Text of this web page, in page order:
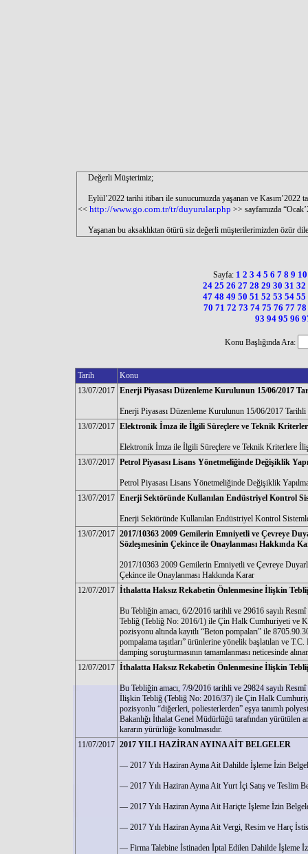
Değerli Müşterimiz;
Eylül’2022 tarihi itibarı ile sunucumuzda yaşanan ve Kasım’2022
<< http://www.go.com.tr/tr/duyurular.php >> sayfamızda
Yaşanan bu aksaklıktan ötürü siz değerli müşterilerimizden özür
Sayfa: 1 2 3 4 5 6 7 8 9
24 25 26 27 28 29 30 31 32
47 48 49 50 51 52 53 54 55
70 71 72 73 74 75 76 77 78
93 94 95 96
Konu Başlığında Ara:
Tarih
Konu
13/07/2017 Enerji Piyasası Düzenleme Kurulunun 15/06/2017
Enerji Piyasası Düzenleme Kurulunun 15/06/2017 Tarihli
13/07/2017 Elektronik İmza ile İlgili Süreçlere ve Teknik
Elektronik İmza ile İlgili Süreçlere ve Teknik Kriterlere
13/07/2017 Petrol Piyasası Lisans Yönetmeliğinde Değişiklik
Petrol Piyasası Lisans Yönetmeliğinde Değişiklik
13/07/2017 Enerji Sektöründe Kullanılan Endüstriyel Kontrol
Enerji Sektöründe Kullanılan Endüstriyel Kontrol
13/07/2017 2017/10363 2009 Gemilerin Emniyetli ve Çevreye
Sözleşmesinin Çekince ile Onaylanması Hakkında
2017/10363 2009 Gemilerin Emniyetli ve Çevreye
Çekince ile Onaylanması Hakkında Karar
12/07/2017 İthalatta Haksız Rekabetin Önlenmesine İlişkin
Bu Tebliğin amacı, 6/2/2016 tarihli ve 29616 sayılı
Tebliğ (Tebliğ No: 2016/1) ile Çin Halk Cumhuriyeti ve
pozisyonu altında kayıtlı “Beton pompaları” ile
pompalama taşıtları” ürünlerine yönelik başlatılan ve
damping soruşturmasının tamamlanması neticesinde
12/07/2017 İthalatta Haksız Rekabetin Önlenmesine İlişkin
Bu Tebliğin amacı, 7/9/2016 tarihli ve 29824 sayılı
İlişkin Tebliğ (Tebliğ No: 2016/37) ile Çin Halk
pozisyonlu “diğerleri, poliesterlerden” eşya tanımlı
Bakanlığı İthalat Genel Müdürlüğü tarafından yürütülen
kararın yürürlüğe konulmasıdır.
11/07/2017 2017 YILI HAZİRAN AYINA AİT BELGELER
— 2017 Yılı Haziran Ayına Ait Dahilde İşleme İzin
— 2017 Yılı Haziran Ayına Ait Yurt İçi Satış ve Teslim
— 2017 Yılı Haziran Ayına Ait Hariçte İşleme İzin
— 2017 Yılı Haziran Ayına Ait Vergi, Resim ve Harç
— Firma Talebine İstinaden İptal Edilen Dahilde İşleme